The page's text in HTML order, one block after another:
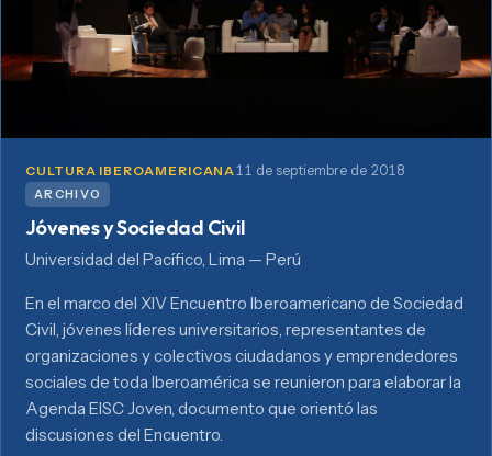
CULTURA IBEROAMERICANA 11 de septiembre de 2018
ARCHIVO
Jóvenes y Sociedad Civil
Universidad del Pacífico, Lima — Perú
En el marco del XIV Encuentro Iberoamericano de Sociedad
Civil, jóvenes líderes universitarios, representantes de
organizaciones y colectivos ciudadanos y emprendedores
sociales de toda Iberoamérica se reunieron para elaborar la
Agenda EISC Joven, documento que orientó las
discusiones del Encuentro.